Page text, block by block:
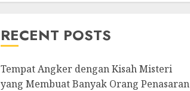
RECENT POSTS
Tempat Angker dengan Kisah Misteri
yang Membuat Banyak Orang Penasaran